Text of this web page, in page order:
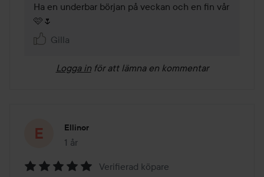
Ha en underbar början på veckan och en fin vår
🩷🌷
Gilla
Logga in för att lämna en kommentar
Ellinor
1 år
Inlägget skapades 1 år
Verifierad köpare